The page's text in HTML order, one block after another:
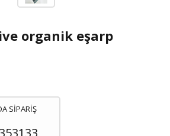
organik eşarp
SİPARİŞ